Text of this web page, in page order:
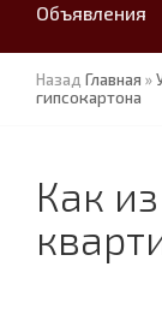
Объявления
Назад Главная »
гипсокартона
Как